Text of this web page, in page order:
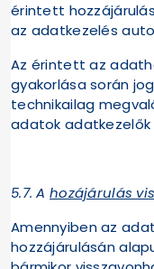
érintett
az adatkezelés
Az érintett az
gyakorlása során
technikailag
adatok
5.7.Ahozájárulás
Amennyiben az
hozzájárulásán